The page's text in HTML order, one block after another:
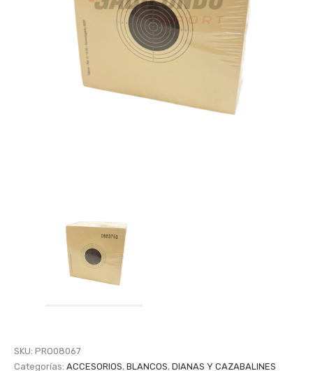
SKU: PRO08067
Categorías: ACCESORIOS, BLANCOS, DIANAS Y CAZABALINES